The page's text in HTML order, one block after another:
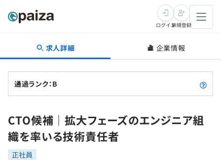
転職・キャリア
転職成功ガイド
転職エージェント
インタビュー
転職成功ガイド
新卒就活
求人検索
本選考
学習
ログイン新規登録
求人詳細 企業情報
通過ランク：B
CTO候補｜拡大フェーズのエンジニア組
織を率いる技術責任者
正社員